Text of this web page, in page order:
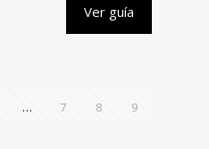
Ver guía
… 7 8 9